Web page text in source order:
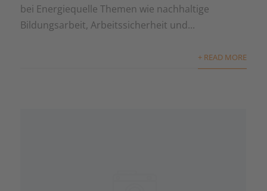
bei Energiequelle Themen wie nachhaltige
Bildungsarbeit, Arbeitssicherheit und...
+ READ MORE